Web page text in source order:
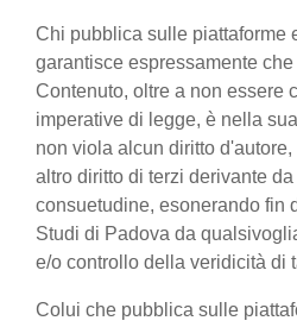
Chi pubblica sulle piattaforme
garantisce espressamente
Contenuto, oltre a non essere
imperative di legge, è nella
non viola alcun diritto
altro diritto di terzi derivante
consuetudine, esonerando fin
Studi di Padova da
e/o controllo della veridicità di
Colui che pubblica sulle